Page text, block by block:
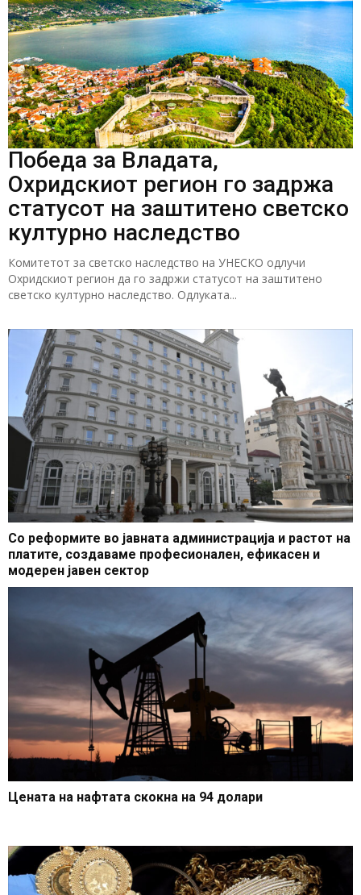
Победа за Владата,
Охридскиот регион го задржа
статусот на заштитено светско
културно наследство
Комитетот за светско наследство на УНЕСКО одлучи
Охридскиот регион да го задржи статусот на заштитено
светско културно наследство. Одлуката...
Со реформите во јавната администрација и растот на
платите, создаваме професионален, ефикасен и
модерен јавен сектор
Цената на нафтата скокна на 94 долари